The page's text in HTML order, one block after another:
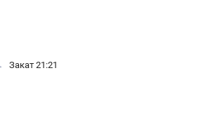
Закат 21:21